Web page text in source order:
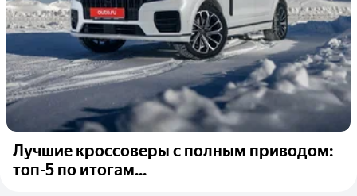
Лучшие кроссоверы с полным приводом:
топ-5 по итогам...